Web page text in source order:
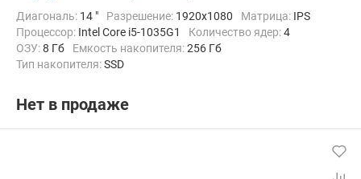
Диагональ: 14 " Разрешение: 1920x1080 Матрица: IPS
Процессор: Intel Core i5-1035G1 Количество ядер:4
ОЗУ:8 Гб Емкость накопителя:256 Гб
Тип накопителя:SSD
Операционная система:
Вес:1.52 кг
Нет в продаже